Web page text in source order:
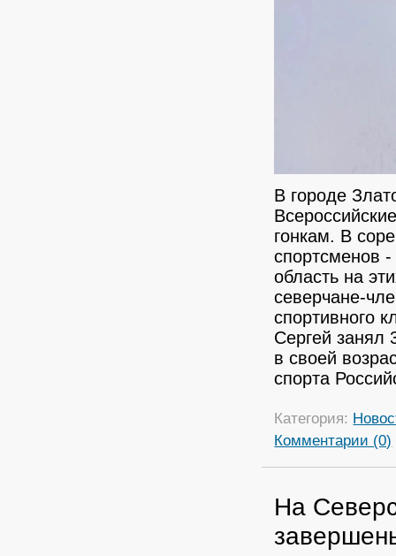
В городе
гонкам. В
спортсменов
область на
северчане-
спортивного
Сергей занял
в своей
спорта
Категория:
Комментарии (0)
На